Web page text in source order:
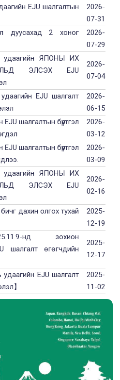
EJU шалгалтын
2026-
07-31
дуусахад 2 хоног
2026-
07-29
удаагийн ЯПОНЫ ИХ
ЭЛСЭХ EJU
2026-
07-04
EJU шалгалт
2026-
06-15
шалгалтын бүртгэл
2026-
03-12
шалгалтын бүртгэл
2026-
03-09
удаагийн ЯПОНЫ ИХ
ЭЛСЭХ EJU
2026-
02-16
дахин олгох тухай
2025-
12-19
нд зохион
шалгалт өгөгчдийн
2025-
12-17
удаагийн EJU шалгалт
】
2025-
11-02